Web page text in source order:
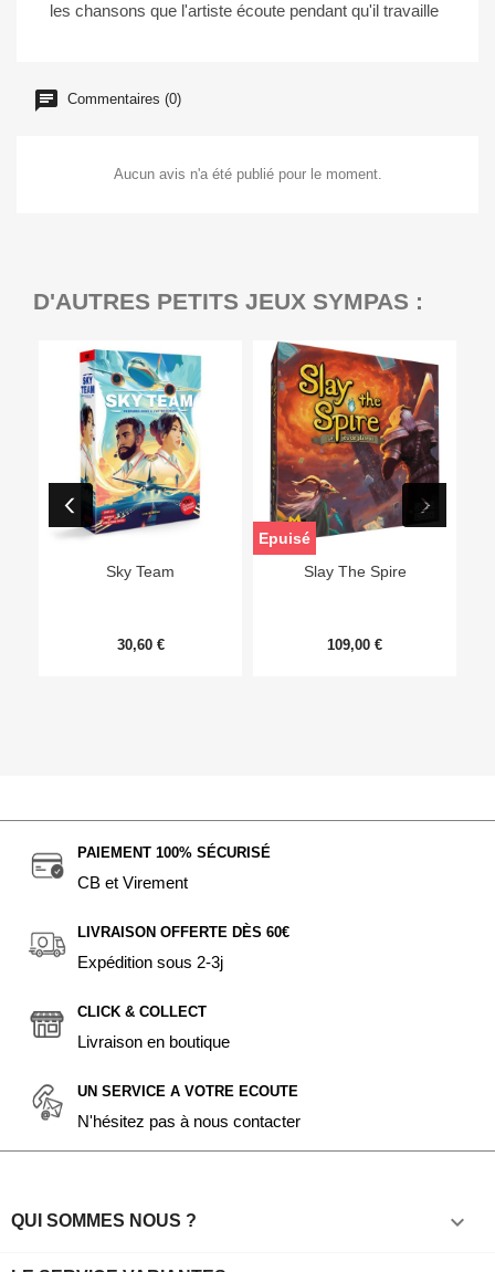
les chansons que l'artiste écoute pendant qu'il travaille
Commentaires (0)
Aucun avis n'a été publié pour le moment.
D'AUTRES PETITS JEUX SYMPAS :
Sky Team
30,60 €
Slay The Spire
109,00 €
Epuisé
PAIEMENT 100% SÉCURISÉ
CB et Virement
LIVRAISON OFFERTE DÈS 60€
Expédition sous 2-3j
CLICK & COLLECT
Livraison en boutique
UN SERVICE A VOTRE ECOUTE
N'hésitez pas à nous contacter
QUI SOMMES NOUS ? 